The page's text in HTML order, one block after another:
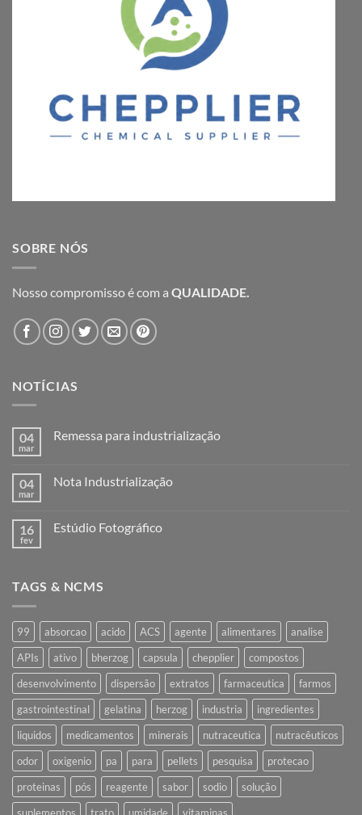
SOBRE NÓS
Nosso compromisso é com a QUALIDADE.
NOTÍCIAS
04
mar
Remessa para industrialização
Remessa
04
mar
Nota Industrialização
Nota
16
fev
Estúdio Fotográfico
Fotográfico
TAGS & NCMS
99 absorcao acido ACS agente alimentares
analise
APIs
ativo bherzog capsula chepplier
compostos
desenvolvimento
dispersão extratos farmaceutica
farmos
gastrointestinal
gelatina herzog industria
ingredientes
liquidos
medicamentos minerais nutraceutica
nutracêuticos
odor
oxigenio pa para pellets pesquisa
protecao
proteinas
pós reagente sabor sodio
solução
suplementos
trato umidade vitaminas